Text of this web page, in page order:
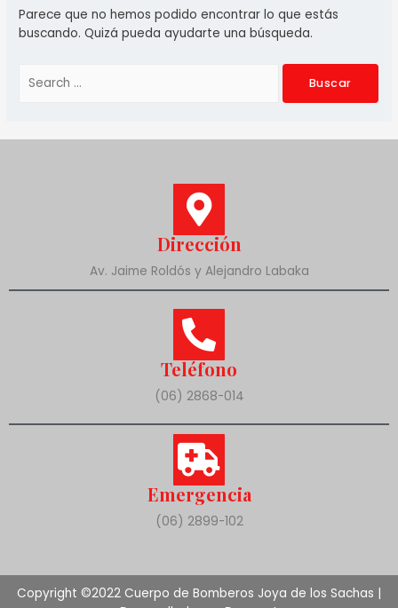
Parece que no hemos podido encontrar lo que estás
buscando. Quizá pueda ayudarte una búsqueda.
Dirección
Av. Jaime Roldós y Alejandro Labaka
Teléfono
(06) 2868-014
Emergencia
(06) 2899-102
Copyright ©2022 Cuerpo de Bomberos Joya de los Sachas |